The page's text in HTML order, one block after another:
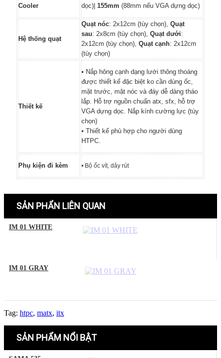
Cooler
dọc)| 155mm (88mm nếu VGA dựng dọc)
Hệ thống quạt
Quạt nóc: 2x12cm (tùy chọn), Quạt
sau: 2x8cm (tùy chọn), Quạt dưới:
2x12cm (tùy chọn), Quạt cạnh: 2x12cm
(tùy chọn)
Thiết kế
• Nắp hông cạnh dạng lưới thông thoáng
được thiết kế đặc biệt ko cần dùng ốc,
mặt trước, mặt nóc và đáy dễ dàng tháo
lắp. Hỗ trợ nguồn chuẩn atx, sfx, hỗ trợ
VGA dựng dọc. Nắp kính cường lực (tùy
chọn)
• Thiết kế phù hợp cho người dùng
HTPC.
Phụ kiện đi kèm • Bộ ốc vít, dây rút
SẢN PHẨN LIÊN QUAN
IM 01 WHITE
IM 01 GRAY
Tag: htpc, matx, itx
SẢN PHẨM NỔI BẬT